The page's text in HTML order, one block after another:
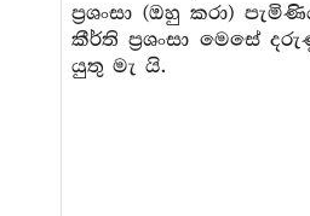
ප්‍රශංසා (ඔහු කරා)
කීර්ති ප්‍රශංසා මෙසේ
යුතු මැ යි.